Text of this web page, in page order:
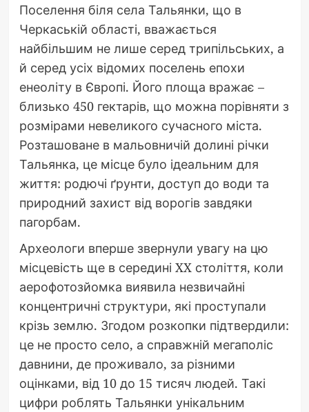
Поселення біля села Тальянки, що в
Черкаській області, вважається
найбільшим не лише серед трипільських, а
й серед усіх відомих поселень епохи
енеоліту в Європі. Його площа вражає –
близько 450 гектарів, що можна порівняти з
розмірами невеликого сучасного міста.
Розташоване в мальовничій долині річки
Тальянка, це місце було ідеальним для
життя: родючі ґрунти, доступ до води та
природний захист від ворогів завдяки
пагорбам.
Археологи вперше звернули увагу на цю
місцевість ще в середині XX століття, коли
аерофотозйомка виявила незвичайні
концентричні структури, які проступали
крізь землю. Згодом розкопки підтвердили:
це не просто село, а справжній мегаполіс
давнини, де проживало, за різними
оцінками, від 10 до 15 тисяч людей. Такі
цифри роблять Тальянки унікальним